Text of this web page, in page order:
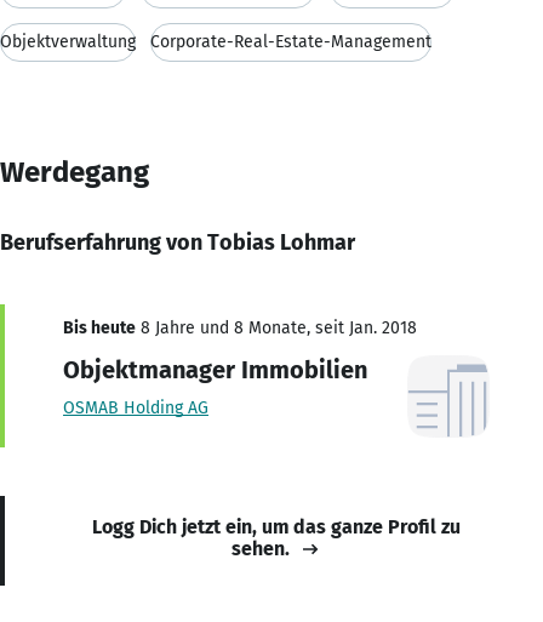
Objektverwaltung Corporate-Real-Estate-Management
Werdegang
Berufserfahrung von Tobias Lohmar
Bis heute 8 Jahre und 8 Monate, seit Jan. 2018
Objektmanager Immobilien
OSMAB Holding AG
Logg Dich jetzt ein, um das ganze Profil zu
sehen.